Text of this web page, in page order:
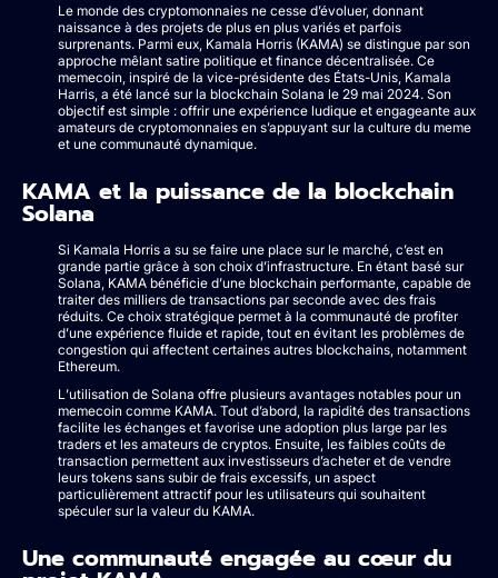
Le monde des cryptomonnaies ne cesse d’évoluer, donnant
naissance à des projets de plus en plus variés et parfois
surprenants. Parmi eux, Kamala Horris (KAMA) se distingue par son
approche mêlant satire politique et finance décentralisée. Ce
memecoin, inspiré de la vice-présidente des États-Unis, Kamala
Harris, a été lancé sur la blockchain Solana le 29 mai 2024. Son
objectif est simple : offrir une expérience ludique et engageante aux
amateurs de cryptomonnaies en s’appuyant sur la culture du meme
et une communauté dynamique.
KAMA et la puissance de la blockchain
Solana
Si Kamala Horris a su se faire une place sur le marché, c’est en
grande partie grâce à son choix d’infrastructure. En étant basé sur
Solana, KAMA bénéficie d’une blockchain performante, capable de
traiter des milliers de transactions par seconde avec des frais
réduits. Ce choix stratégique permet à la communauté de profiter
d’une expérience fluide et rapide, tout en évitant les problèmes de
congestion qui affectent certaines autres blockchains, notamment
Ethereum.
L’utilisation de Solana offre plusieurs avantages notables pour un
memecoin comme KAMA. Tout d’abord, la rapidité des transactions
facilite les échanges et favorise une adoption plus large par les
traders et les amateurs de cryptos. Ensuite, les faibles coûts de
transaction permettent aux investisseurs d’acheter et de vendre
leurs tokens sans subir de frais excessifs, un aspect
particulièrement attractif pour les utilisateurs qui souhaitent
spéculer sur la valeur du KAMA.
Une communauté engagée au cœur du